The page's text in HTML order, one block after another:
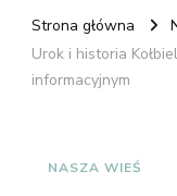
Strona główna
Urok i historia
informacyjnym
NASZA WIEŚ